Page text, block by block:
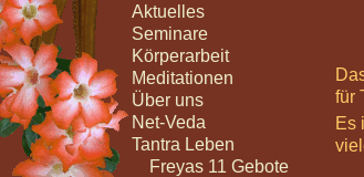
für
Es
Aktuelles
Seminare
Körperarbeit
Meditationen
Über uns
Net-Veda
Tantra Leben
Freyas 11 Gebote